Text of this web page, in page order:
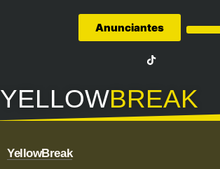
Anunciantes
YELLOWBREAK
YellowBreak